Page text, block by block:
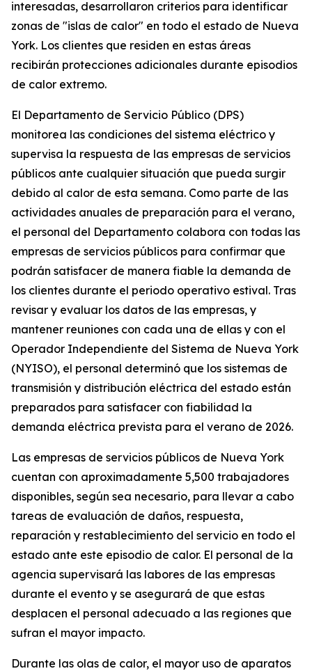
interesadas, desarrollaron criterios para identificar
zonas de "islas de calor" en todo el estado de Nueva
York. Los clientes que residen en estas áreas
recibirán protecciones adicionales durante episodios
de calor extremo.
El Departamento de Servicio Público (DPS)
monitorea las condiciones del sistema eléctrico y
supervisa la respuesta de las empresas de servicios
públicos ante cualquier situación que pueda surgir
debido al calor de esta semana. Como parte de las
actividades anuales de preparación para el verano,
el personal del Departamento colabora con todas las
empresas de servicios públicos para confirmar que
podrán satisfacer de manera fiable la demanda de
los clientes durante el periodo operativo estival. Tras
revisar y evaluar los datos de las empresas, y
mantener reuniones con cada una de ellas y con el
Operador Independiente del Sistema de Nueva York
(NYISO), el personal determinó que los sistemas de
transmisión y distribución eléctrica del estado están
preparados para satisfacer con fiabilidad la
demanda eléctrica prevista para el verano de 2026.
Las empresas de servicios públicos de Nueva York
cuentan con aproximadamente 5,500 trabajadores
disponibles, según sea necesario, para llevar a cabo
tareas de evaluación de daños, respuesta,
reparación y restablecimiento del servicio en todo el
estado ante este episodio de calor. El personal de la
agencia supervisará las labores de las empresas
durante el evento y se asegurará de que estas
desplacen el personal adecuado a las regiones que
sufran el mayor impacto.
Durante las olas de calor, el mayor uso de aparatos